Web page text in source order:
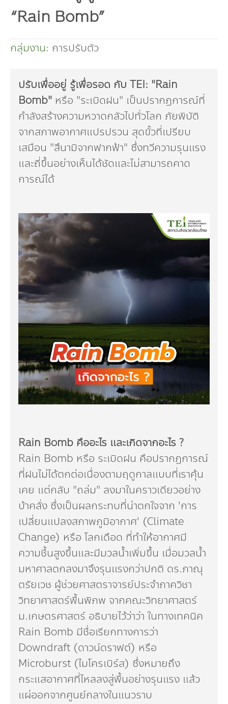
สำนักงานสีเขียว
กองทุน
กองทุน ดร.ธีระ พันธุมวนิช
กองทุนสุขภาพกับสภาวะโลกร้อน
TBCSD
“Rain Bomb”
กลุ่มงาน: การปรับตัว
ปรับเพื่ออยู่ รู้เพื่อรอด กับ TEI: "Rain
Bomb" หรือ "ระเบิดฝน" เป็นปรากฏการณ์ที่
กำลังสร้างความหวาดกลัวไปทั่วโลก ภัยพิบัติ
จากสภาพอากาศแปรปรวน สุดขั้วที่เปรียบ
เสมือน "สึนามิจากฟากฟ้า" ซึ่งทวีความรุนแรง
และถี่ขึ้นอย่างเห็นได้ชัดและไม่สามารถคาด
การณ์ได้
Rain Bomb คืออะไร และเกิดจากอะไร ?
Rain Bomb หรือ ระเบิดฝน คือปรากฏการณ์
ที่ฝนไม่ได้ตกต่อเนื่องตามฤดูกาลแบบที่เราคุ้น
เคย แต่กลับ "ถล่ม" ลงมาในคราวเดียวอย่าง
บ้าคลั่ง ซึ่งเป็นผลกระทบที่น่าตกใจจาก 'การ
เปลี่ยนแปลงสภาพภูมิอากาศ' (Climate
Change) หรือ โลกเดือด ที่ทำให้อากาศมี
ความชื้นสูงขึ้นและมีมวลน้ำเพิ่มขึ้น เมื่อมวลน้ำ
มหาศาลตกลงมาจึงรุนแรงกว่าปกติ ดร.ภาณุ
ตรัยเวช ผู้ช่วยศาสตราจารย์ประจำภาควิชา
วิทยาศาสตร์พื้นพิภพ จากคณะวิทยาศาสตร์
ม.เกษตรศาสตร์ อธิบายไว้ว่าว่า ในทางเทคนิค
Rain Bomb มีชื่อเรียกทางการว่า
Downdraft (ดาวน์ดราฟต์) หรือ
Microburst (ไมโครเบิร์ส) ซึ่งหมายถึง
กระแสอากาศที่ไหลลงสู่พื้นอย่างรุนแรง แล้ว
แผ่ออกจากศูนย์กลางในแนวราบ